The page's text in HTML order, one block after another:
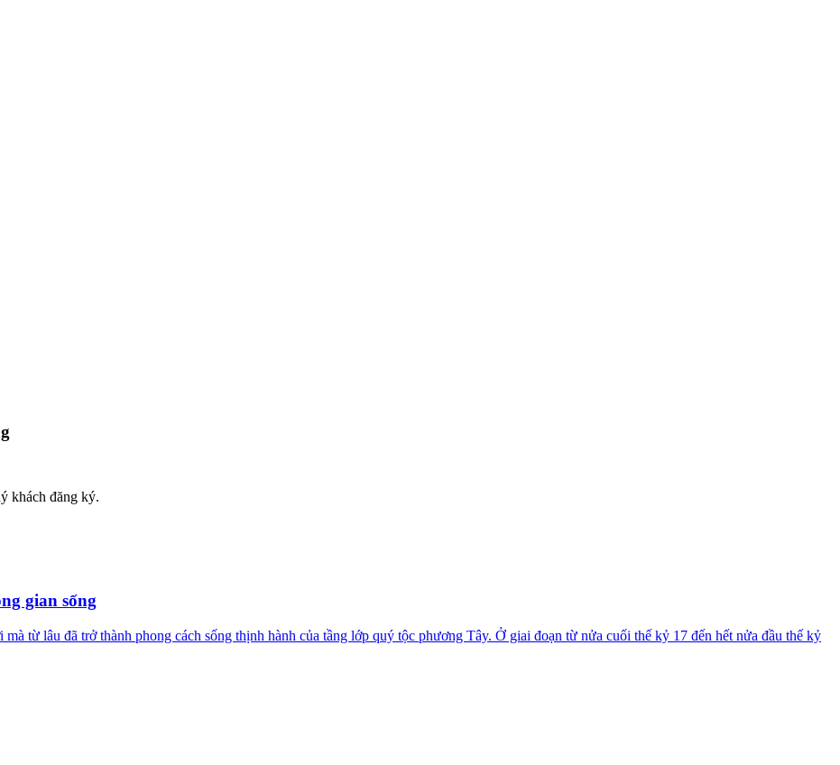
khách đăng ký.
gian sống
từ lâu đã trở thành phong cách sống thịnh hành của tầng lớp quý tộc phương Tây. Ở giai đoạn từ nửa cuối thế kỷ 17 đến hết nửa đầu thế kỷ